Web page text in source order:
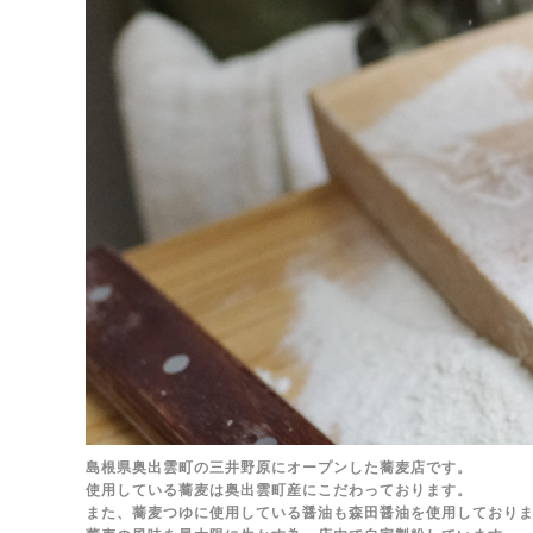
島根県奥出雲町の三井野原にオープンした蕎麦店です。
使用している蕎麦は奥出雲町産にこだわっております。
また、蕎麦つゆに使用している醤油も森田醤油を使用しており